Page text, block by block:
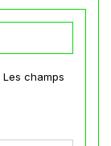
Les champs